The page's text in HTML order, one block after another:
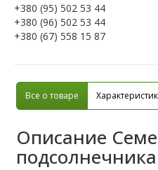
+380 (95) 502 53 44
+380 (96) 502 53 44
+380 (67) 558 15 87
Все о товаре
Описание